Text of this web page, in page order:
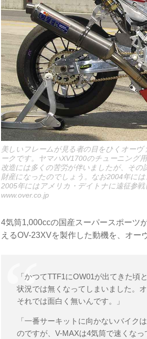
美しいフレームが見る者の目をひくオー
ークです。ヤマハXV1700のチューニング
改造には多くの苦労が伴いましたが、そ
財産になったのでしょう。なお2004年に
2005年にはアメリカ・デイトナに遠征参戦
www.over.co.jp
4気筒1,000ccの国産スーパースポーツ
えるOV-23XVを製作した動機を、オー
「かつてTTF1にOW01が出てきた
状況では無くなってしまいました。
それでは面白く無いんです。」
「一番サーキットに向かないバイク
のですが、V-MAXは4気筒で速くな